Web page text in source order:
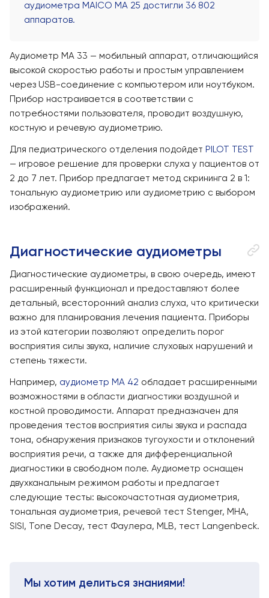
аудиометра MAICO MA 25 достигли 36 802
аппаратов.
Аудиометр MA 33 — мобильный аппарат, отличающийся
высокой скоростью работы и простым управлением
через USB-соединение с компьютером или ноутбуком.
Прибор настраивается в соответствии с
потребностями пользователя, проводит воздушную,
костную и речевую аудиометрию.
Для педиатрического отделения подойдет PILOT TEST
— игровое решение для проверки слуха у пациентов от
2 до 7 лет. Прибор предлагает метод скрининга 2 в 1:
тональную аудиометрию или аудиометрию с выбором
изображений.
Диагностические аудиометры
Диагностические аудиометры, в свою очередь, имеют
расширенный функционал и предоставляют более
детальный, всесторонний анализ слуха, что критически
важно для планирования лечения пациента. Приборы
из этой категории позволяют определить порог
восприятия силы звука, наличие слуховых нарушений и
степень тяжести.
Например, аудиометр MA 42 обладает расширенными
возможностями в области диагностики воздушной и
костной проводимости. Аппарат предназначен для
проведения тестов восприятия силы звука и распада
тона, обнаружения признаков тугоухости и отклонений
восприятия речи, а также для дифференциальной
диагностики в свободном поле. Аудиометр оснащен
двухканальным режимом работы и предлагает
следующие тесты: высокочастотная аудиометрия,
тональная аудиометрия, речевой тест Stenger, MHA,
SISI, Tone Decay, тест Фаулера, MLB, тест Langenbeck.
Мы хотим делиться знаниями!